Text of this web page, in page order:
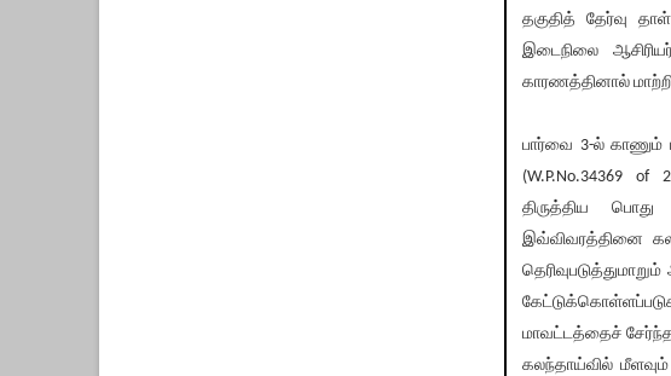
தகுதித் தேர்வு
இடைநிலை
காரணத்தினால்
பார்வை 3-ல் காணும்
(W.P.No.34369
திருத்திய பொது
இவ்விவரத்தினை
மாவட்டத்தைச் சேர்ந்த
கலந்தாய்வில் மீளவும்